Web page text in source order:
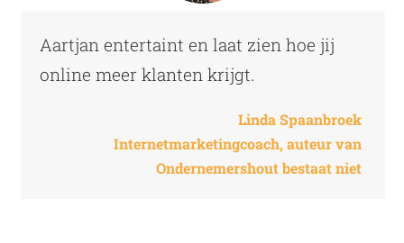
Aartjan entertaint en laat zien hoe jij
online meer klanten krijgt.
Linda Spaanbroek
Internetmarketingcoach, auteur van
Ondernemershout bestaat niet